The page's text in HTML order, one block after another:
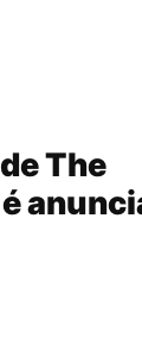
The